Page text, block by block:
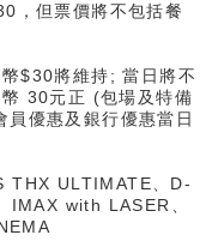
，但票價將不包括餐
$30將維持; 當日將不
30元正 (包場及特備
優惠及銀行優惠當日
THX ULTIMATE、D-
IMAX with LASER、